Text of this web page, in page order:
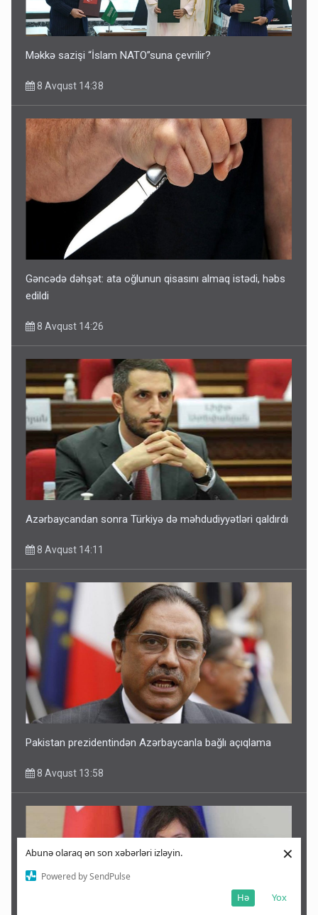
Abunə olaraq ən son xəbərləri izləyin.
Powered by SendPulse
Yox
Hə
×
Məkkə sazişi “İslam NATO”suna çevrilir?
8 Avqust 14:38
Gəncədə dəhşət: ata oğlunun qisasını almaq istədi, həbs
edildi
8 Avqust 14:26
Azərbaycandan sonra Türkiyə də məhdudiyyətləri qaldırdı
8 Avqust 14:11
Pakistan prezidentindən Azərbaycanla bağlı açıqlama
8 Avqust 13:58